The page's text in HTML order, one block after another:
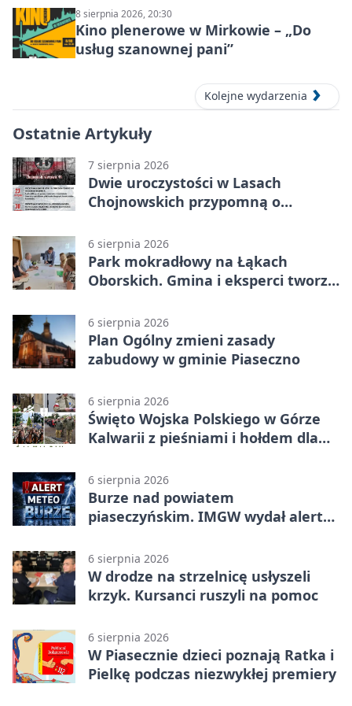
8 sierpnia 2026, 20:30
Kino plenerowe w Mirkowie – „Do
usług szanownej pani”
Kolejne wydarzenia
Ostatnie Artykuły
7 sierpnia 2026
Dwie uroczystości w Lasach
Chojnowskich przypomną o
6 sierpnia 2026
Park mokradłowy na Łąkach
Oborskich. Gmina i eksperci tworzą
6 sierpnia 2026
Plan Ogólny zmieni zasady
zabudowy w gminie Piaseczno
6 sierpnia 2026
Święto Wojska Polskiego w Górze
Kalwarii z pieśniami i hołdem dla
6 sierpnia 2026
Burze nad powiatem
piaseczyńskim. IMGW wydał alert
6 sierpnia 2026
W drodze na strzelnicę usłyszeli
krzyk. Kursanci ruszyli na pomoc
6 sierpnia 2026
W Piasecznie dzieci poznają Ratka i
Pielkę podczas niezwykłej premiery